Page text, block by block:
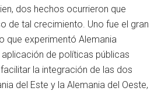
dos hechos ocurrieron que
de tal crecimiento. Uno fue el gran
que experimentó Alemania
de políticas públicas
la integración de las dos
del Este y la Alemania del Oeste,